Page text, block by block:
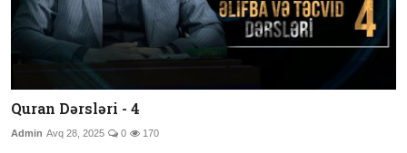
Quran Dərsləri - 4
Admin Avq 28, 2025 0 170